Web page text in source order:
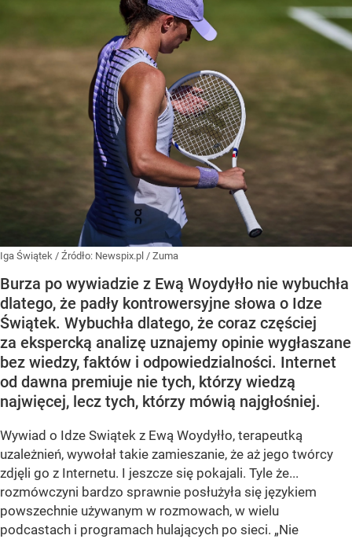
Iga Świątek / Źródło: Newspix.pl / Zuma
Burza po wywiadzie z Ewą Woydyłło nie wybuchła
dlatego, że padły kontrowersyjne słowa o Idze
Świątek. Wybuchła dlatego, że coraz częściej
za ekspercką analizę uznajemy opinie wygłaszane
bez wiedzy, faktów i odpowiedzialności. Internet
od dawna premiuje nie tych, którzy wiedzą
najwięcej, lecz tych, którzy mówią najgłośniej.
Wywiad o Idze Swiątek z Ewą Woydyłło, terapeutką
uzależnień, wywołał takie zamieszanie, że aż jego twórcy
zdjęli go z Internetu. I jeszcze się pokajali. Tyle że...
rozmówczyni bardzo sprawnie posłużyła się językiem
powszechnie używanym w rozmowach, w wielu
podcastach i programach hulających po sieci. „Nie